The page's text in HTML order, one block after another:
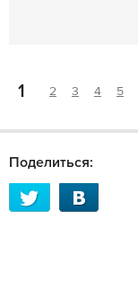
1 2 3 4 5
Поделиться: